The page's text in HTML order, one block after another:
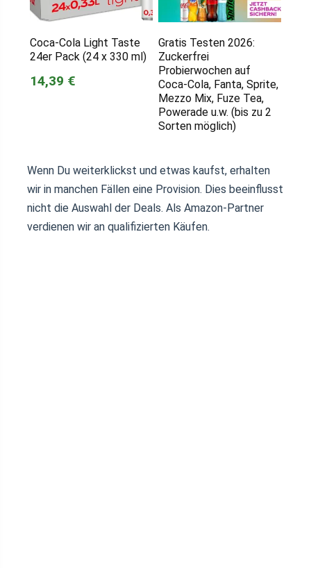
Coca-Cola Light Taste
24er Pack (24 x 330 ml)
14,39 €
Gratis Testen 2026:
Zuckerfrei
Probierwochen auf
Coca-Cola, Fanta, Sprite,
Mezzo Mix, Fuze Tea,
Powerade u.w. (bis zu 2
Sorten möglich)
Wenn Du weiterklickst und etwas kaufst, erhalten
wir in manchen Fällen eine Provision. Dies beeinflusst
nicht die Auswahl der Deals. Als Amazon-Partner
verdienen wir an qualifizierten Käufen.